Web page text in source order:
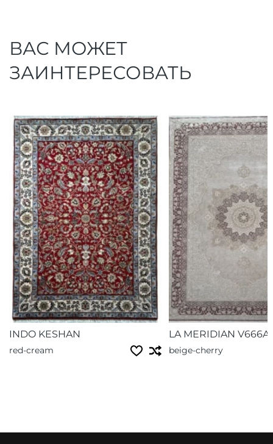
ВАС МОЖЕТ
ЗАИНТЕРЕСОВАТЬ
INDO KESHAN
red-cream
LA MERIDIAN V666A
beige-cherry